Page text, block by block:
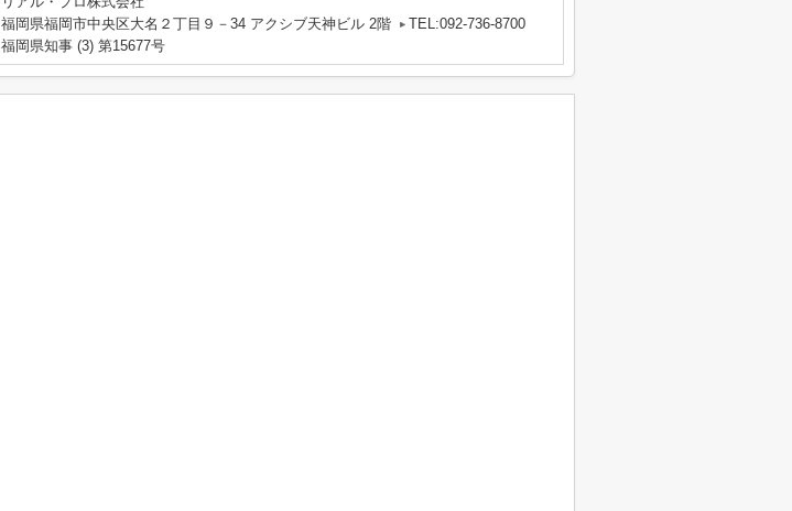
福岡県福岡市中央区大名２丁目９－34 アクシブ天神ビル 2階
TEL:092-736-8700
福岡県知事 (3) 第15677号